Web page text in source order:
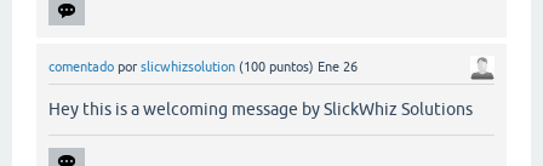
comentado por slicwhizsolution (100 puntos) Ene 26
Hey this is a welcoming message by SlickWhiz Solutions